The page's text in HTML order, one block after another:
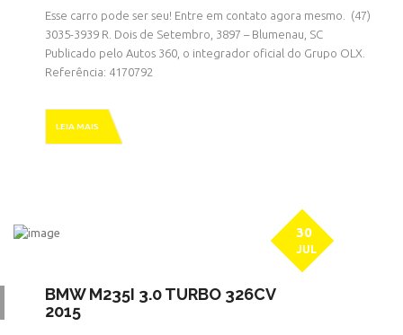
Esse carro pode ser seu! Entre em contato agora mesmo. ㅤㅤ (47)
3035-3939 R. Dois de Setembro, 3897 – Blumenau, SC
Publicado pelo Autos 360, o integrador oficial do Grupo OLX.
Referência: 4170792
LEIA MAIS
BMW M235I 3.0 TURBO 326CV
2015
30
JUL